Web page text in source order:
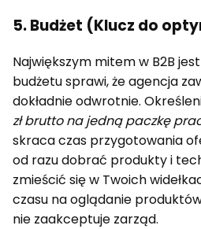
5. Budżet (Klucz do
Największym mitem w B2B
budżetu sprawi, że agencja
dokładnie odwrotnie.
zł brutto na jedną paczkę
skraca czas przygotowania
od razu dobrać produkty i
zmieścić się w Twoich
czasu na oglądanie
nie zaakceptuje zarząd.